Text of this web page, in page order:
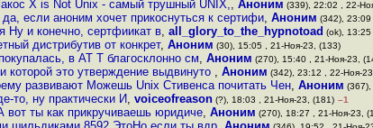
X is Not Unix - самый трушный UNIX,, Аноним (339), 22:02 , 22-
если аноним хочет прикоснуться к сертифи, Аноним (342),
Ну и конечно, сертфиикат в, all_glory_to_the_hypnotoad (ok),
дистрибутив от конкрет, Аноним (30), 15:05 , 21-Ноя-23, (133)
в AT T благосклонно см, Аноним (270), 15:40 , 21-Ноя-23,
это утверждение выдвинуто , Аноним (342), 23:12 , 22-Ноя-
развивают Можешь Unix Стивенса почитать Чен, Аноним
то, ну практически И, voiceofreason (?), 18:03 , 21-Ноя-23, (181) –1
вот ты как прикручиваешь юридиче, Аноним (270), 18:27 , 21-Ноя-23,